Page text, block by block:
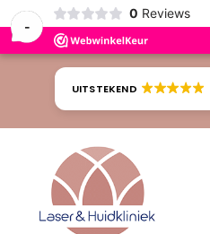
-
0 Reviews
UITSTEKEND